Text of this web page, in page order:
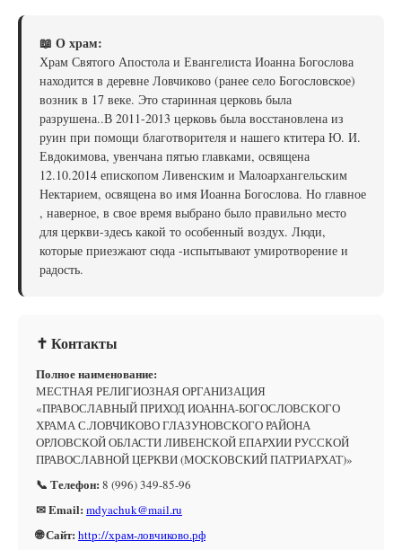
📖 О храм:
Храм Святого Апостола и Евангелиста Иоанна Богослова
находится в деревне Ловчиково (ранее село Богословское)
возник в 17 веке. Это старинная церковь была
разрушена..В 2011-2013 церковь была восстановлена из
руин при помощи благотворителя и нашего ктитера Ю. И.
Евдокимова, увенчана пятью главками, освящена
12.10.2014 епископом Ливенским и Малоархангельским
Нектарием, освящена во имя Иоанна Богослова. Но главное
, наверное, в свое время выбрано было правильно место
для церкви-здесь какой то особенный воздух. Люди,
которые приезжают сюда -испытывают умиротворение и
радость.
✝ Контакты
Полное наименование:
МЕСТНАЯ РЕЛИГИОЗНАЯ ОРГАНИЗАЦИЯ
«ПРАВОСЛАВНЫЙ ПРИХОД ИОАННА-БОГОСЛОВСКОГО
ХРАМА С.ЛОВЧИКОВО ГЛАЗУНОВСКОГО РАЙОНА
ОРЛОВСКОЙ ОБЛАСТИ ЛИВЕНСКОЙ ЕПАРХИИ РУССКОЙ
ПРАВОСЛАВНОЙ ЦЕРКВИ (МОСКОВСКИЙ ПАТРИАРХАТ)»
📞 Телефон: 8 (996) 349-85-96
✉ Email: mdyachuk@mail.ru
🌐 Сайт: http://храм-ловчиково.рф